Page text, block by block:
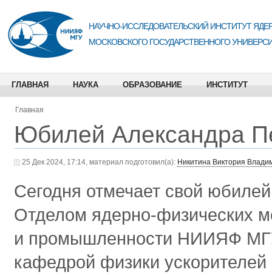
НАУЧНО-ИССЛЕДОВАТЕЛЬСКИЙ ИНСТИТУТ
МОСКОВСКОГО ГОСУДАРСТВЕННОГО
ГЛАВНАЯ НАУКА ОБРАЗОВАНИЕ ИНСТИТУТ
Главная
Юбилей Александра
25 Дек 2024, 17:14, материал подготовил(а): Никитина Виктория
Сегодня отмечает свой
Отделом ядерно-физических
и промышленности НИИЯФ
кафедрой физики